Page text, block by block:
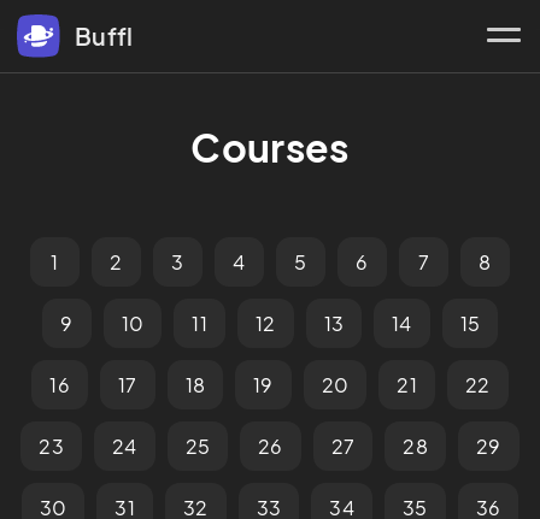
Buffl
Courses
1 2 3 4 5 6 7 8
9 10 11 12 13 14 15
16 17 18 19 20 21 22
23 24 25 26 27 28 29
30 31 32 33 34 35 36